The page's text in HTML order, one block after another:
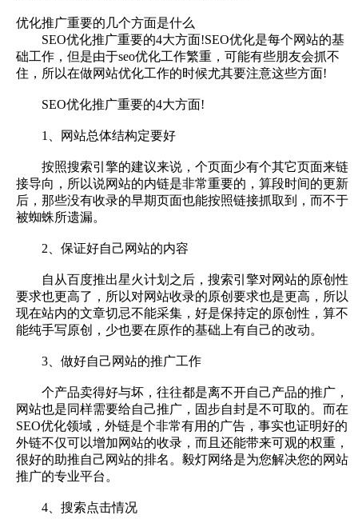
优化推广重要的几个方面是什么
SEO优化推广重要的4大方面!SEO优化是每个网站的基
础工作，但是由于seo优化工作繁重，可能有些朋友会抓不
住，所以在做网站优化工作的时候尤其要注意这些方面!
SEO优化推广重要的4大方面!
1、网站总体结构定要好
按照搜索引擎的建议来说，个页面少有个其它页面来链
接导向，所以说网站的内链是非常重要的，算段时间的更新
后，那些没有收录的早期页面也能按照链接抓取到，而不于
被蜘蛛所遗漏。
2、保证好自己网站的内容
自从百度推出星火计划之后，搜索引擎对网站的原创性
要求也更高了，所以对网站收录的原创要求也是更高，所以
现在站内的文章切忌不能采集，好是保持定的原创性，算不
能纯手写原创，少也要在原作的基础上有自己的改动。
3、做好自己网站的推广工作
个产品卖得好与坏，往往都是离不开自己产品的推广，
网站也是同样需要给自己推广，固步自封是不可取的。而在
SEO优化领域，外链是个非常有用的广告，事实也证明好的
外链不仅可以增加网站的收录，而且还能带来可观的权重，
很好的助推自己网站的排名。毅灯网络是为您解决您的网站
推广的专业平台。
4、搜索点击情况